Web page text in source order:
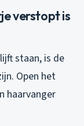
verstopt is
staan, is de
Open het
haarvanger